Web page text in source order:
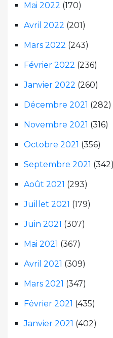
Mai 2022 (170)
Avril 2022 (201)
Mars 2022 (243)
Février 2022 (236)
Janvier 2022 (260)
Décembre 2021 (282)
Novembre 2021 (316)
Octobre 2021 (356)
Septembre 2021 (342)
Août 2021 (293)
Juillet 2021 (179)
Juin 2021 (307)
Mai 2021 (367)
Avril 2021 (309)
Mars 2021 (347)
Février 2021 (435)
Janvier 2021 (402)